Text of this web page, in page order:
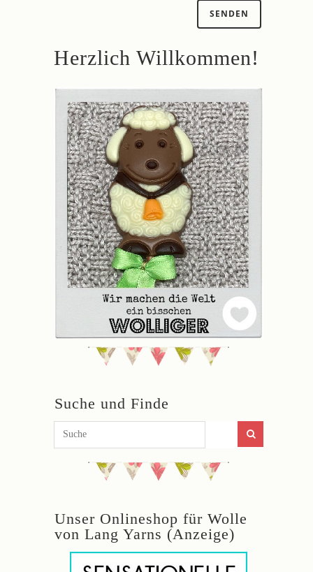
Herzlich Willkommen!
Suche und Finde
Unser Onlineshop für Wolle
von Lang Yarns (Anzeige)